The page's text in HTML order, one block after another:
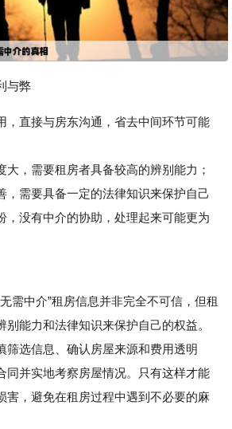
与弊
，直接与房东沟通，省去中间环节可能
，需要租房者具备较高的辨别能力；
，需要具备一定的法律知识来保护自己
，没有中介的协助，处理起来可能更为
中介”租房信息并非完全不可信，但租
别能力和法律知识来保护自己的权益。
筛选信息、确认房屋来源和费用透明
同并实地考察房屋情况。只有这样才能
害，避免在租房过程中遇到不必要的麻